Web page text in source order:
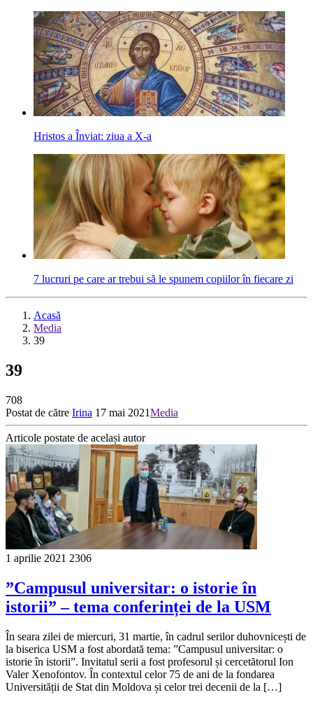
Hristos a Înviat: ziua a X-a
7 lucruri pe care ar trebui să le spunem copiilor în fiecare zi
Acasă
Media
39
39
708
Postat de către Irina 17 mai 2021Media
Articole postate de același autor
1 aprilie 2021 2306
”Campusul universitar: o istorie în
istorii” – tema conferinței de la USM
În seara zilei de miercuri, 31 martie, în cadrul serilor duhovnicești de
la biserica USM a fost abordată tema: ”Campusul universitar: o
istorie în istorii”. Invitatul serii a fost profesorul și cercetătorul Ion
Valer Xenofontov. În contextul celor 75 de ani de la fondarea
Universității de Stat din Moldova și celor trei decenii de la […]